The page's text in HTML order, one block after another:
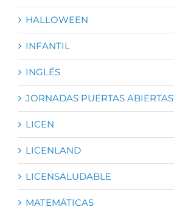
HALLOWEEN
INFANTIL
INGLÉS
JORNADAS PUERTAS ABIERTAS
LICEN
LICENLAND
LICENSALUDABLE
MATEMÁTICAS